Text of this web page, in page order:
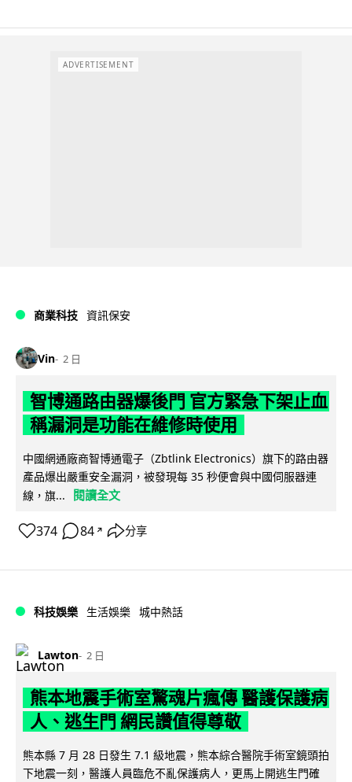
ADVERTISEMENT
商業科技 資訊保安
Vin 2 日
智博通路由器爆後門 官方緊急下架止血
稱漏洞是功能在維修時使用
中國網通廠商智博通電子（Zbtlink Electronics）旗下的路由器
產品爆出嚴重安全漏洞，被發現每 35 秒便會與中國伺服器連
線，旗...
閱讀全文
374 84 ↗ 分享
科技娛樂 生活娛樂 城中熱話
Lawton 2 日
熊本地震手術室驚魂片瘋傳 醫護保護病
人、逃生門 網民讚值得尊敬
熊本縣 7 月 28 日發生 7.1 級地震，熊本綜合醫院手術室鏡頭拍
下地震一刻，醫護人員臨危不亂保護病人，更馬上開逃生門確